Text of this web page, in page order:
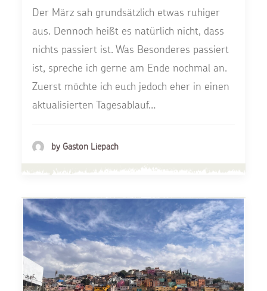
Der März sah grundsätzlich etwas ruhiger
aus. Dennoch heißt es natürlich nicht, dass
nichts passiert ist. Was Besonderes passiert
ist, spreche ich gerne am Ende nochmal an.
Zuerst möchte ich euch jedoch eher in einen
aktualisierten Tagesablauf…
by Gaston Liepach